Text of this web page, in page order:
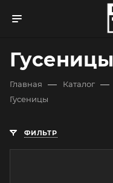
Гусеницы
Главная — Каталог —
Гусеницы
ФИЛЬТР